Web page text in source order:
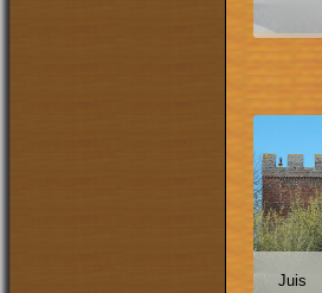
Juis